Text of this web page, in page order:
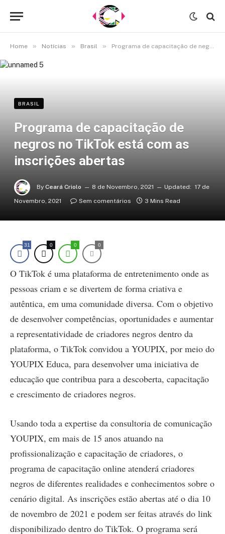
Home » Notícias » Brasil » Programa de capacitação de negros no TikTok está com as inscrições abertas
BRASIL
Programa de capacitação de
negros no TikTok está com as
inscrições abertas
By Ceará Criolo 8 de Novembro, 2021 Updated: 17 de
Novembro, 2021
Sem comentários 3 Mins Read
31 0 0 0
O TikTok é uma plataforma de entretenimento onde as
pessoas criam e se divertem de forma criativa e
autêntica, em uma comunidade diversa. Com o objetivo
de desenvolver competências, oportunidades e aumentar
a representatividade de criadores negros dentro da
plataforma, o TikTok convidou a YOUPIX, por meio do
YOUPIX Educa, para desenvolver uma iniciativa de
educação que contribua para a descoberta, capacitação
e crescimento de criadores negros.
Usando toda a expertise da consultoria de comunicação
YOUPIX, em mais de 15 anos atuando na
profissionalização e capacitação de criadores, o
programa de capacitação online atenderá criadores
negros de diferentes realidades e conhecimentos sobre o
cenário digital. As inscrições estão abertas até o dia 10
de novembro de 2021 e podem ser feitas através do link
disponibilizado dentro do TikTok. O programa será